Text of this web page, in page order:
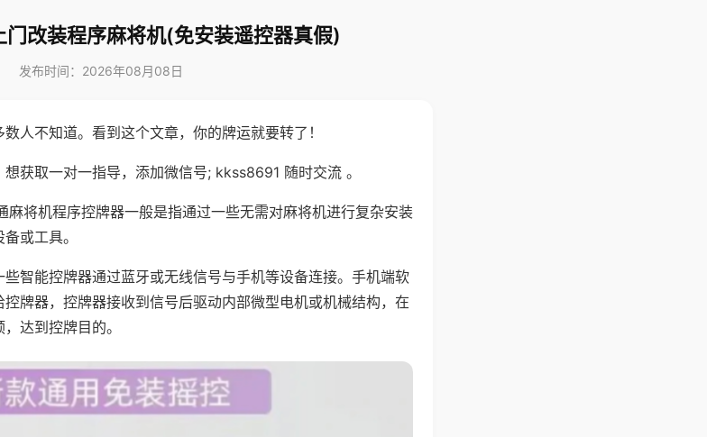
门改装程序麻将机(免安装遥控器真假)
发布时间：2026年08月08日
人不知道。看到这个文章，你的牌运就要转了！
获取一对一指导，添加微信号; kkss8691 随时交流 。
麻将机程序控牌器一般是指通过一些无需对麻将机进行复杂安装
或工具。
智能控牌器通过蓝牙或无线信号与手机等设备连接。手机端软
牌器，控牌器接收到信号后驱动内部微型电机或机械结构，在
达到控牌目的。